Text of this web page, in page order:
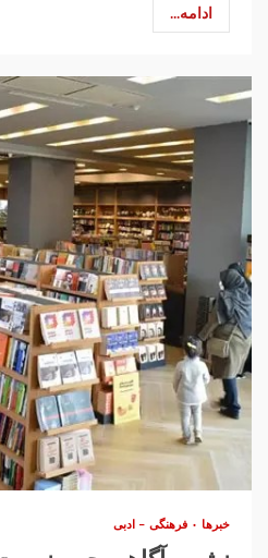
ادامه...
خبرها فرهنگی – ادبی